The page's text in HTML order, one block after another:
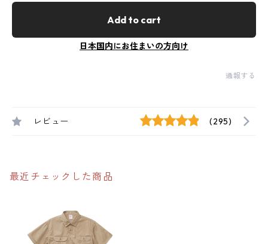
Add to cart
日本国内にお住まいの方向け
通報する
レビュー (295)
最近チェックした商品